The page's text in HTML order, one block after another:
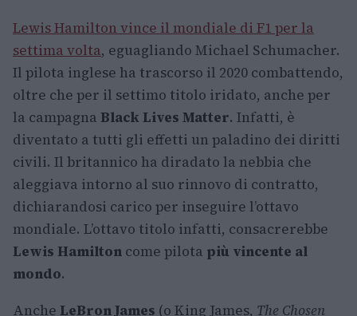
Lewis Hamilton vince il mondiale di F1 per la
settima volta, eguagliando Michael Schumacher.
Il pilota inglese ha trascorso il 2020 combattendo,
oltre che per il settimo titolo iridato, anche per
la campagna Black Lives Matter. Infatti, è
diventato a tutti gli effetti un paladino dei diritti
civili. Il britannico ha diradato la nebbia che
aleggiava intorno al suo rinnovo di contratto,
dichiarandosi carico per inseguire l’ottavo
mondiale. L’ottavo titolo infatti, consacrerebbe
Lewis Hamilton come pilota più vincente al
mondo.
Anche LeBron James (o King James, The Chosen